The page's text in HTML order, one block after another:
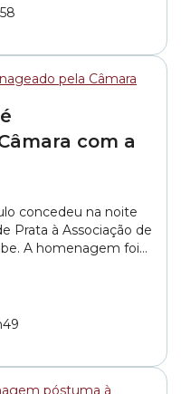
Amanda Vettorazzo
com a
concedeu na noite
Prata à Associação de
A homenagem foi
paulistano,
Aproximadamente
a Sessão
no térreo do Palácio